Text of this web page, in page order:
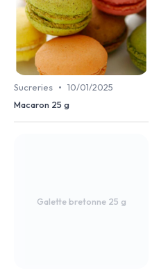
Sucreries • 10/01/2025
Macaron 25 g
Galette bretonne 25 g